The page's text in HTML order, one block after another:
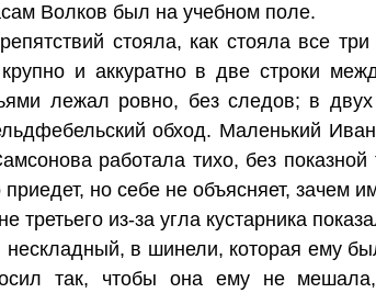
Волков был на учебном поле.
стояла, как стояла все
и аккуратно в две строки
лежал ровно, без следов; в
обход. Маленький
работала тихо, без показной
приедет, но себе не объясняет, зачем
третьего из-за угла кустарника
в шинели, которая ему
так, чтобы она ему не мешала,